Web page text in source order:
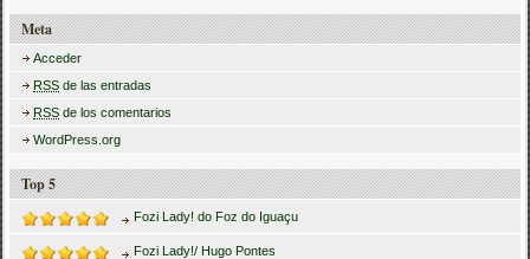
Meta
Acceder
RSS de las entradas
RSS de los comentarios
WordPress.org
Top 5
Fozi Lady! do Foz do Iguaçu
Fozi Lady!/ Hugo Pontes